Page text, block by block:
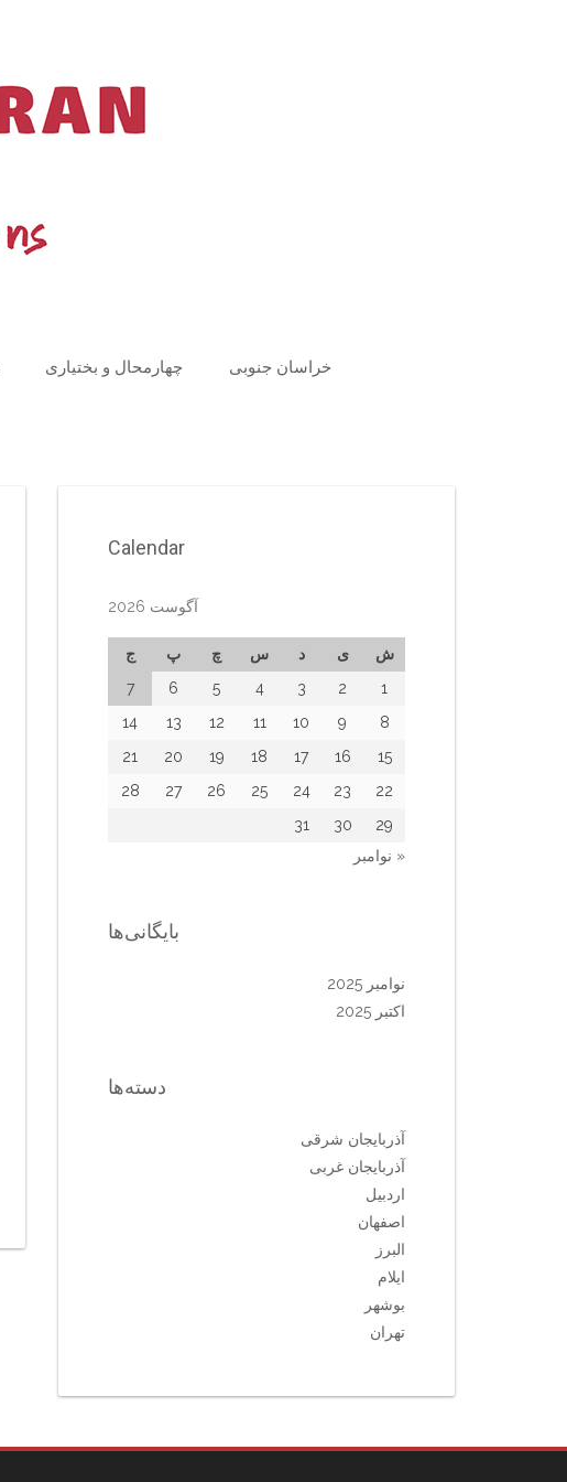
چهارمحال و بختیاری خراسان جنوبی
Calendar
آگوست 2026
ش ی د س چ پ
ج
1
2
3
4
5
6
7
8
9
10
11
12
13
14
15
16
17
18
19
20
21
22
23
24
25
26
27
28
29
30
31
« نوامبر
بایگانی‌ها
نوامبر 2025
اکتبر 2025
دسته‌ها
آذربایجان شرقی
آذربایجان غربی
اردبیل
اصفهان
البرز
ایلام
بوشهر
تهران